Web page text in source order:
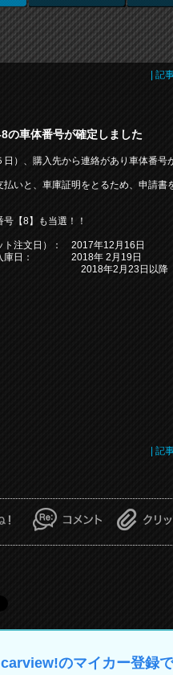
| 記
の車体番号が確定しました
日）、購入先から連絡があり車体番号
払いと、車庫証明をとるため、申請
【8】も当選！！
ト注文日）： 2017年12月16日
入庫日： 2018年 2月19日
2018年2月23日以降（
| 記
carview!のマイカー登録